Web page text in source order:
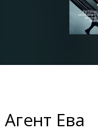
Подарки
Клуб
Агент Ева